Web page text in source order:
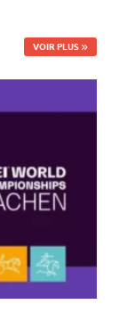
VOIR PLUS